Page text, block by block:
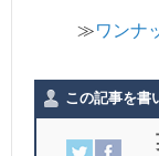
≫ワンナ
この記事を書